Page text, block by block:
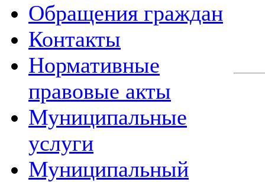
Обращения граждан
Контакты
Нормативные
правовые акты
Муниципальные
услуги
Муниципальный